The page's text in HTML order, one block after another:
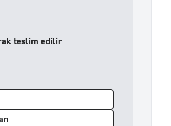
teslim edilir